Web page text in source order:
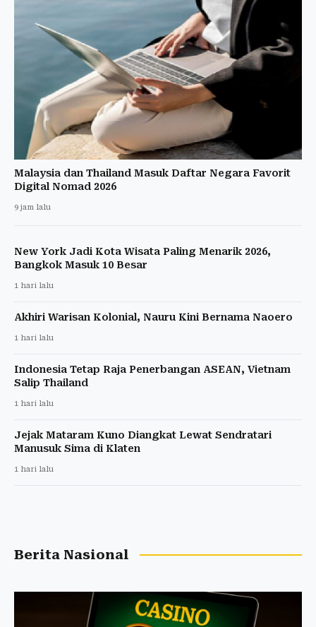
Malaysia dan Thailand Masuk Daftar Negara Favorit
Digital Nomad 2026
9 jam lalu
New York Jadi Kota Wisata Paling Menarik 2026,
Bangkok Masuk 10 Besar
1 hari lalu
Akhiri Warisan Kolonial, Nauru Kini Bernama Naoero
1 hari lalu
Indonesia Tetap Raja Penerbangan ASEAN, Vietnam
Salip Thailand
1 hari lalu
Jejak Mataram Kuno Diangkat Lewat Sendratari
Manusuk Sima di Klaten
1 hari lalu
Berita Nasional